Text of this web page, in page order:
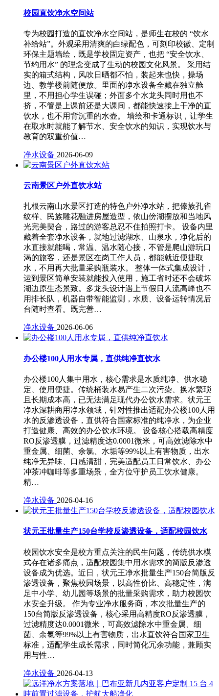
校园直饮净水空间站
专为校园打造的直饮净水空间站，是师生在校的 “饮水
补给站”。外观采用清爽的白绿配色，可刻印校徽、定制
环保主题墙绘，既是学校固定资产，也把 “安全饮水、
节约用水” 的理念变成了生动的校园文化风景。 采用结
实的箱式结构，风吹日晒都不怕，装起来也快，操场
边、教学楼前随便放。里面的净水设备全藏在独立舱
里，不用担心学生误碰；外面多个水龙头同时用也不
挤，不管是上课前还是大课间，都能快速接上干净的直
饮水，也不用背沉重的水壶。 墙绘和卡通标识，让学生
在取水时就能了解节水、安全饮水的知识，实现饮水与
教育的双重价值…
净水设备 2026-06-09
云南景区户外直饮水站
扎根云南山水景区打造的特色户外净水站，把傣族孔雀
纹样、民族雕花融进房屋造型，依山傍湖摆放和当地风
光完美契合，路过的游客总忍不住拍照打卡。 设备内里
藏着全套净水设备，就地过滤湖水、山泉水，净化后的
水直接就能喝，常温、温水随心接，不管是爬山游玩口
渴的旅客，还是景区在岗工作人员，都能就近便捷取
水，不用再大批量采购瓶装水。 整体一体式集成设计，
运到景区简单安装就能投入使用，施工省时还不会破坏
湖边原生态景致。多龙头设计遇上节假日人流高峰也不
用排长队，机器自带智能监测，水质、设备运转情况后
台随时查看。既完善…
净水设备 2026-06-06
办公楼100人用水专属，直供纯净直饮水
办公楼100人集中用水，核心需求是水质纯净、供水稳
定、使用便捷。传统桶装水易产生二次污染、换水繁琐
且长期成本高，已无法满足现代办公饮水需求。状元王
净水深耕商用净水领域，针对性推出适配办公楼100人用
水的反渗透设备，直供符合国家标准的纯净水，为企业
打造健康、高效的办公饮水环境。 设备核心搭载高精度
RO反渗透膜，过滤精度达0.0001微米，可高效滤除水中
重金属、细菌、余氯、水垢等99%以上有害物质，出水
纯净无异味、口感清甜，完美适配员工日常饮水、办公
冲茶冲咖啡等多重场景，全方位守护员工饮水健康。
精…
净水设备 2026-04-16
状元王批量生产150台学校反渗透设备，适配校园饮水
校园饮水安全是校方重点关注的民生问题，传统供水模
式存在诸多痛点，适配校园集中用水需求的简版反渗透
设备成为优选。近日，状元王净水批量生产150台简版反
渗透设备，聚焦校园场景，以高性价比、高稳定性，满
足中小学、幼儿园等场景的批量采购需求，助力校园饮
水安全升级。 作为专业净水服务商，本次批量生产的
150台简版反渗透设备，核心采用高精度RO反渗透膜，
过滤精度达0.0001微米，可高效滤除水中重金属、细
菌、余氯等99%以上有害物质，出水直饮符合国家卫生
标准，适配学生成长需求，同时简化冗余功能，兼顾实
用与性…
净水设备 2026-04-13